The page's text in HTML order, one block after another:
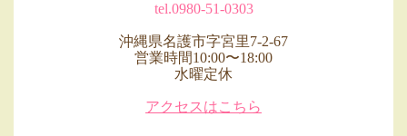
tel.0980-51-0303
沖縄県名護市字宮里7-2-67
営業時間10:00〜18:00
水曜定休
アクセスはこちら